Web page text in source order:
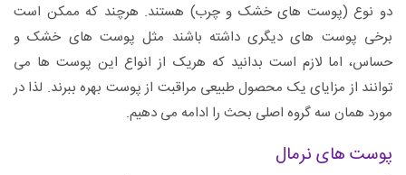
دو نوع (پوست های خشک و چرب) هستند. هرچند که ممکن است
برخی پوست های دیگری داشته باشند مثل پوست های خشک و
حساس، اما لازم است بدانید که هریک از انواع این پوست ها می
توانند از مزایای یک محصول طبیعی مراقبت از پوست بهره ببرند. لذا در
مورد همان سه گروه اصلی بحث را ادامه می دهیم.
پوست های نرمال